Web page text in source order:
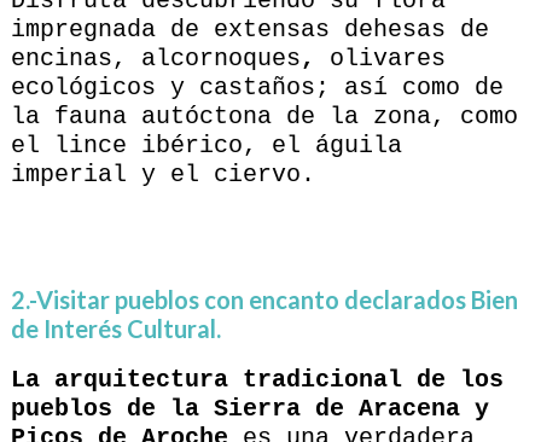
impregnada de extensas dehesas de
encinas, alcornoques, olivares
ecológicos y castaños; así como de
la fauna autóctona de la zona, como
el lince ibérico, el águila
imperial y el ciervo.
2.-Visitar pueblos con encanto declarados Bien
de Interés Cultural.
La arquitectura tradicional de los
pueblos de la Sierra de Aracena y